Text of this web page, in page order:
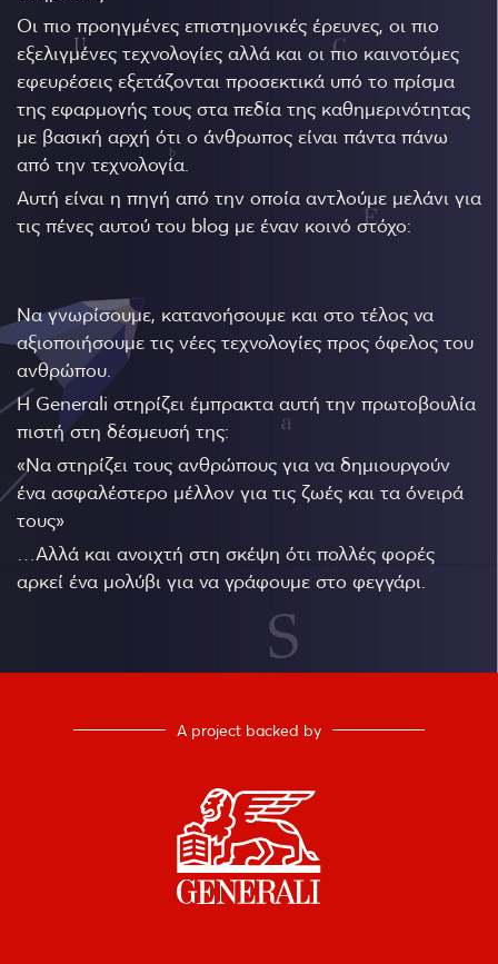
Οι πιο προηγμένες επιστημονικές έρευνες, οι πιο
εξελιγμένες τεχνολογίες αλλά και οι πιο καινοτόμες
εφευρέσεις εξετάζονται προσεκτικά υπό το πρίσμα
της εφαρμογής τους στα πεδία της καθημερινότητας
με βασική αρχή ότι ο άνθρωπος είναι πάντα πάνω
από την τεχνολογία.
Αυτή είναι η πηγή από την οποία αντλούμε μελάνι για
τις πένες αυτού του blog με έναν κοινό στόχο:
Να γνωρίσουμε, κατανοήσουμε και στο τέλος να
αξιοποιήσουμε τις νέες τεχνολογίες προς όφελος του
ανθρώπου.
Η Generali στηρίζει έμπρακτα αυτή την πρωτοβουλία
πιστή στη δέσμευσή της:
«Να στηρίζει τους ανθρώπους για να δημιουργούν
ένα ασφαλέστερο μέλλον για τις ζωές και τα όνειρά
τους»
…Αλλά και ανοιχτή στη σκέψη ότι πολλές φορές
αρκεί ένα μολύβι για να γράφουμε στο φεγγάρι.
A project backed by